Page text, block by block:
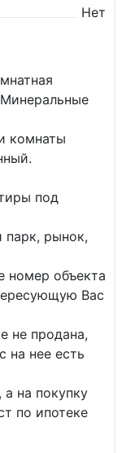
Нет
комнаты
под
парк, рынок,
номер объекта
Вас
не продана,
на нее есть
на покупку
по ипотеке